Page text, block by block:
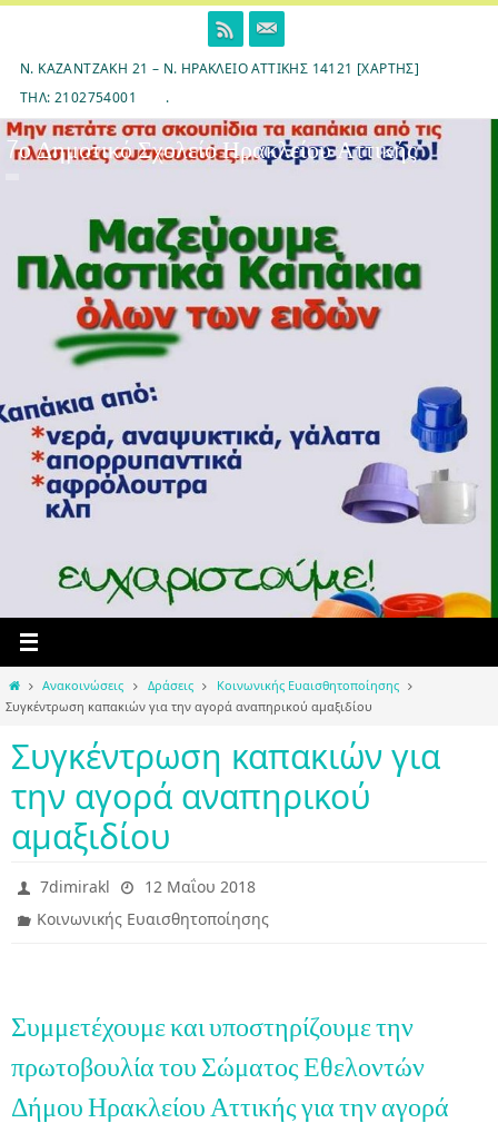
content
Ν. ΚΑΖΑΝΤΖΆΚΗ 21 – Ν. ΗΡΆΚΛΕΙΟ ΑΤΤΙΚΉΣ 14121 [ΧΆΡΤΗΣ]
ΤΗΛ: 2102754001
.
7ο Δημοτικό Σχολείο Ηρακλείου Αττικής
HomeΑνακοινώσεις Δράσεις
Κοινωνικής Ευαισθητοποίησης
Συγκέντρωση καπακιών για την αγορά αναπηρικού αμαξιδίου
Συγκέντρωση καπακιών για
την αγορά αναπηρικού
αμαξιδίου
7dimirakl
12 Μαΐου 2018
Κοινωνικής Ευαισθητοποίησης
Συμμετέχουμε και υποστηρίζουμε την
πρωτοβουλία του Σώματος Εθελοντών
Δήμου Ηρακλείου Αττικής για την αγορά